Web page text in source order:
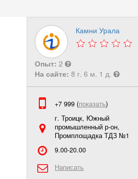
Камни Урала
Опыт: 2
На сайте: 8 г. 6 м. 1 д.
+7 999 (показать)
г. Троицк, Южный
промышленный р-он,
Промплощадка ТДЗ №1
9.00-20.00
Написать